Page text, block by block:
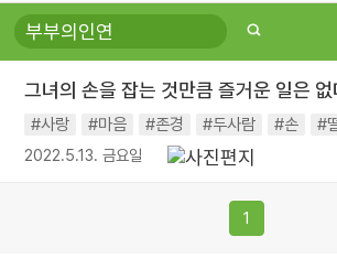
#비전캠프
#독서캠프 #삶
#희망
#나눔 #친구 #링컨학교
#독서
#건강 #면역력
그녀의 손을 잡는 것만큼 즐거운 일은 없
#사랑 #마음 #존경 #두사람 #손 #
2022.5.13. 금요일
1